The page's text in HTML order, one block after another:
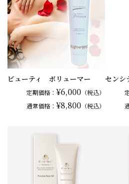
ビューティ ボリューマー
定期価格：¥6,000 （税込）
通常価格：¥8,800 （税込）
センシ